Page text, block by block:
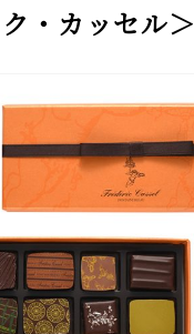
・カッセル＞